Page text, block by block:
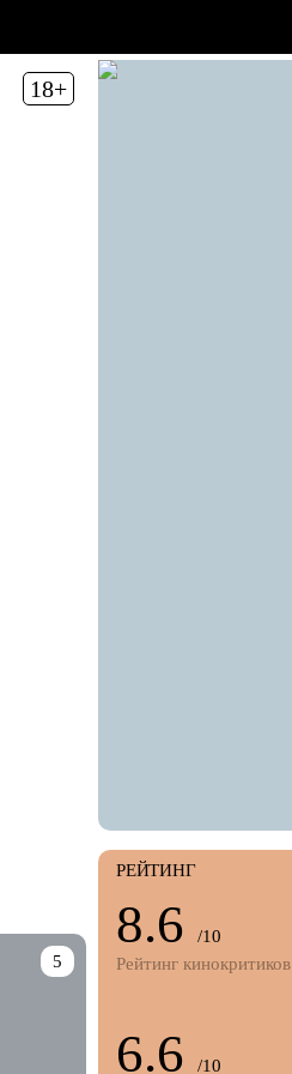
18+
5
РЕЙТИНГ
8.6
/10
Рейтинг кинокритиков
6.6
/10